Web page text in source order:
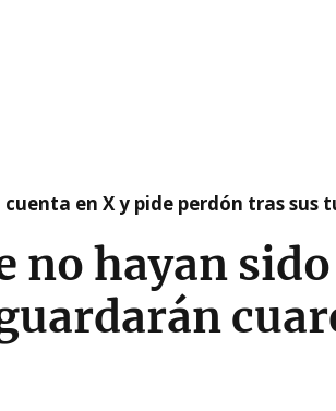
en X y pide perdón tras sus
no hayan